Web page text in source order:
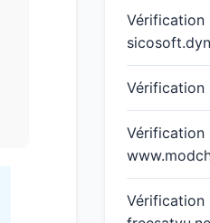
Vérification
Vérification
Vérification
Vérification